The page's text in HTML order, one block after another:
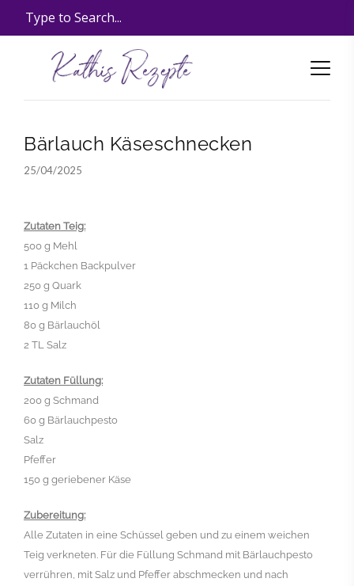
Bärlauch Käseschnecken
25/04/2025
Zutaten Teig:
500 g Mehl
1 Päckchen Backpulver
250 g Quark
110 g Milch
80 g Bärlauchöl
2 TL Salz
Zutaten Füllung:
200 g Schmand
60 g Bärlauchpesto
Salz
Pfeffer
150 g geriebener Käse
Zubereitung:
Alle Zutaten in eine Schüssel geben und zu einem weichen
Teig verkneten. Für die Füllung Schmand mit Bärlauchpesto
verrühren, mit Salz und Pfeffer abschmecken und nach